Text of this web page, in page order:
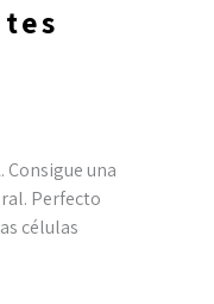
Consigue una
Perfecto
células